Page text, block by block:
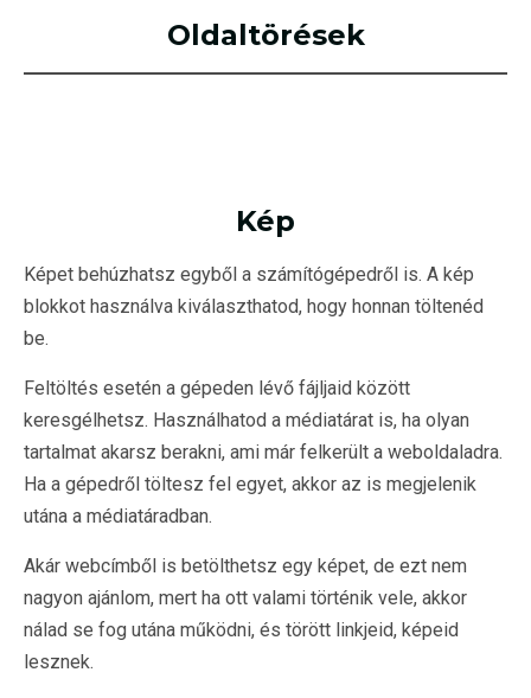
Oldaltörések
Kép
Képet behúzhatsz egyből a számítógépedről is. A kép
blokkot használva kiválaszthatod, hogy honnan töltenéd
be.
Feltöltés esetén a gépeden lévő fájljaid között
keresgélhetsz. Használhatod a médiatárat is, ha olyan
tartalmat akarsz berakni, ami már felkerült a weboldaladra.
Ha a gépedről töltesz fel egyet, akkor az is megjelenik
utána a médiatáradban.
Akár webcímből is betölthetsz egy képet, de ezt nem
nagyon ajánlom, mert ha ott valami történik vele, akkor
nálad se fog utána működni, és törött linkjeid, képeid
lesznek.